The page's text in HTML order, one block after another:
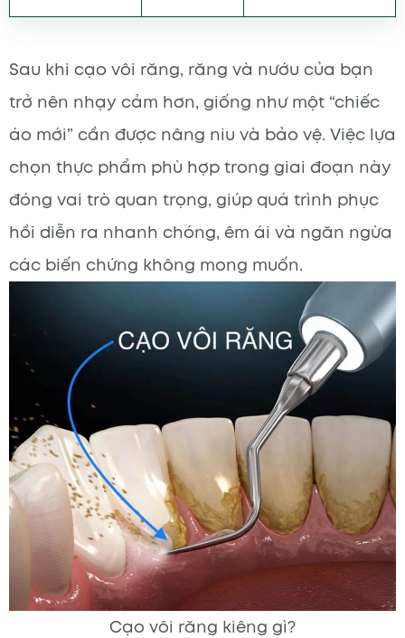
Sau khi cạo vôi răng, răng và nướu của bạn
trở nên nhạy cảm hơn, giống như một “chiếc
áo mới” cần được nâng niu và bảo vệ. Việc lựa
chọn thực phẩm phù hợp trong giai đoạn này
đóng vai trò quan trọng, giúp quá trình phục
hồi diễn ra nhanh chóng, êm ái và ngăn ngừa
các biến chứng không mong muốn.
Cạo vôi răng kiêng gì?